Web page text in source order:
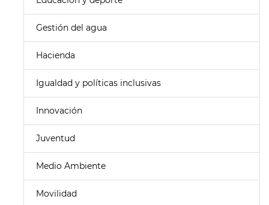
Gestión del agua
Hacienda
Igualdad y políticas inclusivas
Innovación
Juventud
Medio Ambiente
Movilidad